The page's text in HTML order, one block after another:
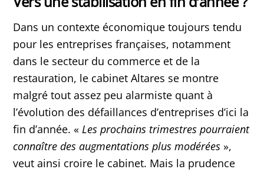
Dans un contexte économique toujours tendu
pour les entreprises françaises, notamment
dans le secteur du commerce et de la
restauration, le cabinet Altares se montre
malgré tout assez peu alarmiste quant à
l’évolution des défaillances d’entreprises d’ici la
fin d’année. «Les prochains trimestres pourraient
connaître des augmentations plus modérées »,
veut ainsi croire le cabinet. Mais la prudence